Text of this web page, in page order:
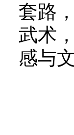
套路
武术
感与